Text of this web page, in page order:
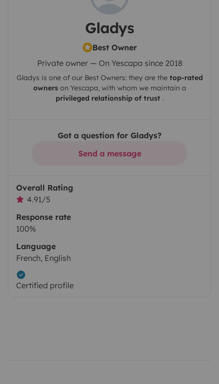
Gladys
Best Owner
Private owner — On Yescapa since 2018
Gladys is one of our Best Owners: they are the top-rated
ownerson Yescapa, with whom we maintain a
privileged relationship of trust.
Got a question for Gladys?
Send a message
Overall Rating
4.91/5
Response rate
100%
Language
French, English
Certified profile